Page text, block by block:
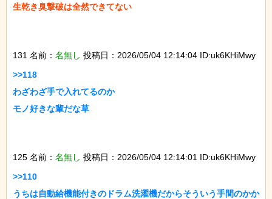
生乾き臭撃破は全然できてない
131 名前： 名無し 投稿日：2026/05/04 12:14:04 ID:uk6KHiMwy
>>118
わざわざ手で入れてるのか
モノ好きな輩だな草
125 名前： 名無し 投稿日：2026/05/04 12:14:01 ID:uk6KHiMwy
>>110
うちは自動給機能付きのドラム洗濯機だからそういう手間のかか